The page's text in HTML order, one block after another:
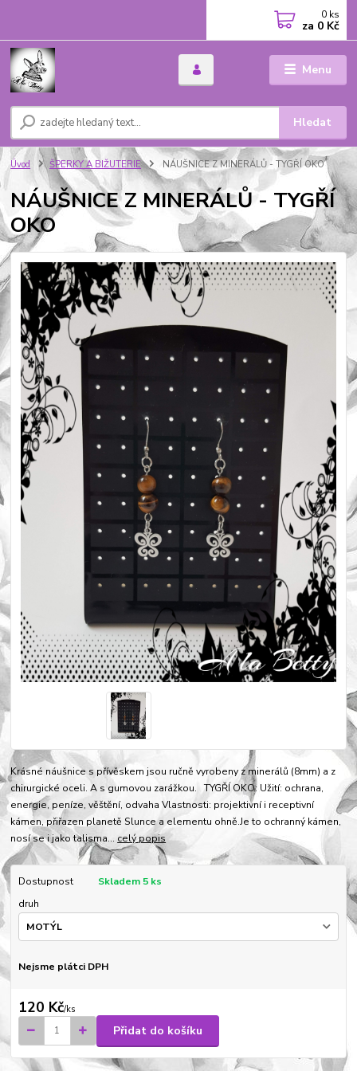
Menu
Hledat
0 ks
za 0 Kč
Úvod ŠPERKY A BIŽUTERIE NÁUŠNICE Z MINERÁLŮ - TYGŘÍ OKO
NÁUŠNICE Z MINERÁLŮ - TYGŘÍ
OKO
Krásné náušnice s přívěskem jsou ručně vyrobeny z minerálů (8mm) a z
chirurgické oceli. A s gumovou zarážkou. TYGŘÍ OKO: Užití: ochrana,
energie, peníze, věštění, odvaha Vlastnosti: projektivní i receptivní
kámen, přiřazen planetě Slunce a elementu ohně.Je to ochranný kámen,
nosí se i jako talisma... celý popis
Dostupnost
Skladem 5 ks
druh
Nejsme plátci DPH
120 Kč/ks
Přidat do košíku